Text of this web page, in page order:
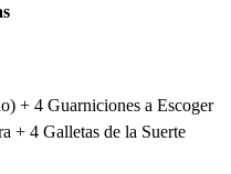
+ 4 Guarniciones a Escoger
+ 4 Galletas de la Suerte